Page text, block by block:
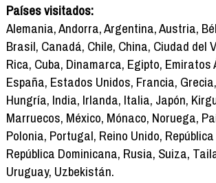
Países visitados:
Alemania, Andorra, Argentina, Austria,
Brasil, Canadá, Chile, China, Ciudad del
Rica, Cuba, Dinamarca, Egipto, Emiratos
España, Estados Unidos, Francia,
Hungría, India, Irlanda, Italia, Japón,
Marruecos, México, Mónaco, Noruega,
Polonia, Portugal, Reino Unido,
República Dominicana, Rusia, Suiza,
Uruguay, Uzbekistán.